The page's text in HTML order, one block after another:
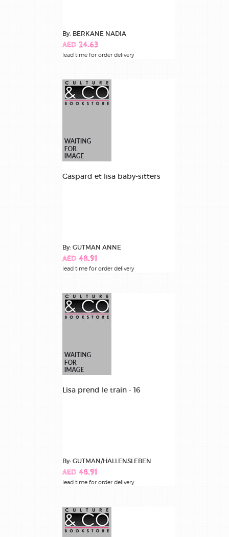
By: BERKANE NADIA
AED 24.63
lead time for order delivery
Gaspard et lisa baby-sitters
By: GUTMAN ANNE
AED 48.91
lead time for order delivery
Lisa prend le train - 16
By: GUTMAN/HALLENSLEBEN
AED 48.91
lead time for order delivery